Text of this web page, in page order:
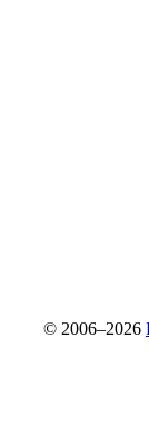
© 2006–2026